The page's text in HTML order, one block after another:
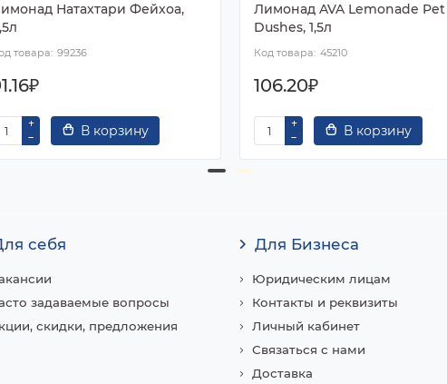
Натахтари Фейхоа,
99236
В корзину
Лимонад AVA Lemonade Pet
Dushes, 1,5л
45210
106.20₽
В корзину
себя
задаваемые вопросы
скидки, предложения
Для Бизнеса
Юридическим лицам
Контакты и реквизиты
Личный кабинет
Связаться с нами
Доставка